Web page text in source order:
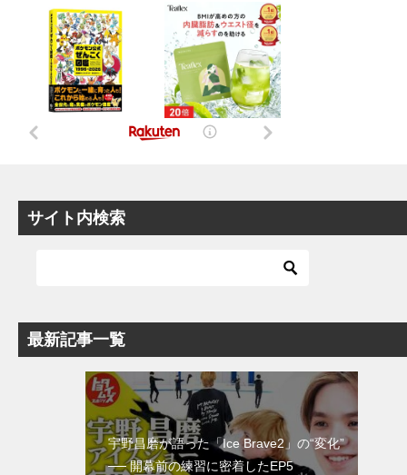
サイト内検索
最新記事一覧
宇野昌磨が語った「Ice Brave2」の“変化”
── 開幕前の練習に密着したEP5